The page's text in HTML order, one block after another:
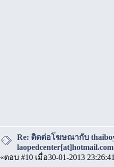
Re: ติดต่อโฆษณากับ
«ตอบ #10 เมื่อ30-01-2013